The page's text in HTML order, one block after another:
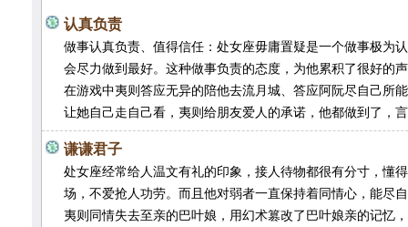
认真负责
做事认真负责、值得信任：处女座毋庸置疑是一个做事极为
会尽力做到最好。这种做事负责的态度，为他累积了很好
在游戏中夷则答应无异的陪他去流月城、答应阿阮尽自己所
让她自己走自己看，夷则给朋友爱人的承诺，他都做到了，
谦谦君子
处女座经常给人温文有礼的印象，接人待物都很有分寸，懂
场，不爱抢人功劳。而且他对弱者一直保持着同情心，能尽
夷则同情失去至亲的巴叶娘，用幻术篡改了巴叶娘亲的记忆